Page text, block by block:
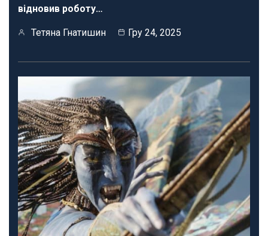
відновив роботу…
Тетяна Гнатишин Гру 24, 2025